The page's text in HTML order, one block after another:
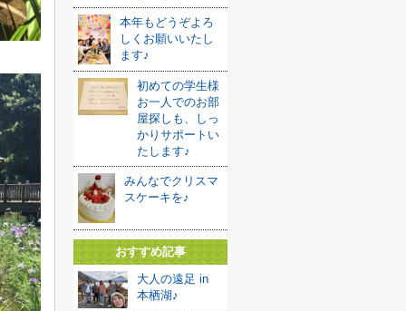
本年もどうぞよろ
しくお願いいたし
ます♪
初めての学生様
お一人でのお部
屋探しも、しっ
かりサポートい
たします♪
みんなでクリスマ
スケーキを♪
おすすめ記事
大人の遠足 in
本栖湖♪